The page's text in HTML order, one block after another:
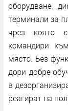
оборудване,
терминали за
чрез която
командири
място. Без
дори добре
в
реагират на